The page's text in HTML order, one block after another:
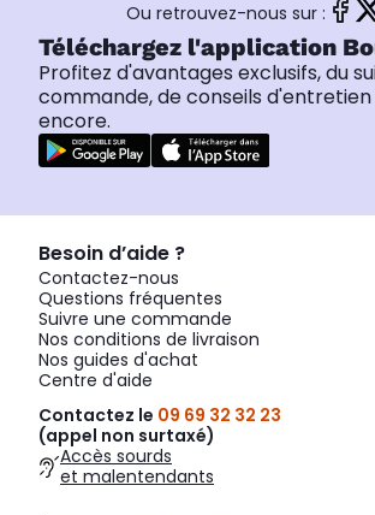
Ou retrouvez-nous sur :
Téléchargez l'application
Profitez d'avantages exclusifs, du
commande, de conseils
encore.
Besoin d’aide ?
Contactez-nous
Questions fréquentes
Suivre une commande
Nos conditions de livraison
Nos guides d'achat
Centre d'aide
Contactez le 09 69 32 32 23
(appel non surtaxé)
Accès sourds
et malentendants